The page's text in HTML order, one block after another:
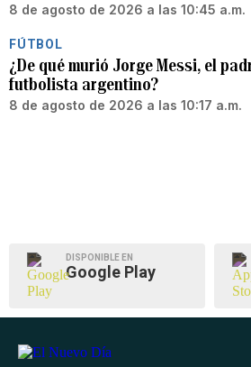
8 de agosto de 2026 a las 10:45 a.m.
FÚTBOL
¿De qué murió Jorge Messi, el
futbolista argentino?
8 de agosto de 2026 a las 10:17 a.m.
DISPONIBLE EN
Google Play